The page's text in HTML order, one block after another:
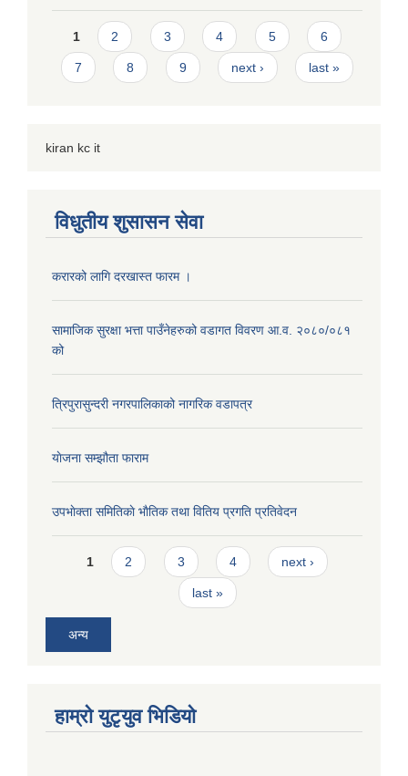
Pages
1 2 3 4 5 6
7 8 9 next › last »
kiran kc it
विधुतीय शुसासन सेवा
करारको लागि दरखास्त फारम ।
सामाजिक सुरक्षा भत्ता पाउँनेहरुको वडागत विवरण आ.व. २०८०/०८१
को
त्रिपुरासुन्दरी नगरपालिकाको नागरिक वडापत्र
याेजना सम्झौता फाराम
उपभाेक्ता समितिकाे भाैतिक तथा वितिय प्रगति प्रतिवेदन
Pages
1 2 3 4 next ›
last »
अन्य
हाम्राे युटृयुव भिडियाे